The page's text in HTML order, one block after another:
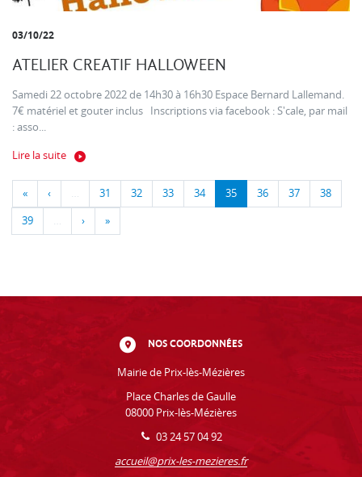
03/10/22
ATELIER CREATIF HALLOWEEN
Samedi 22 octobre 2022 de 14h30 à 16h30 Espace Bernard Lallemand.
7€ matériel et gouter inclus Inscriptions via facebook : S'cale, par mail
: asso...
Lire la suite
« ‹ … 31 32 33 34 35 36 37 38
39 … › »
NOS COORDONNÉES
Mairie de Prix-lès-Mézières
Place Charles de Gaulle
08000 Prix-lès-Mézières
03 24 57 04 92
accueil@prix-les-mezieres.fr